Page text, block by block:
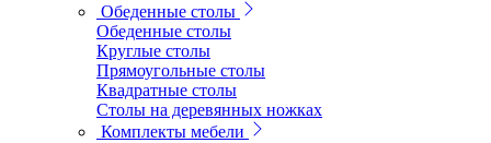
Обеденные столы
Обеденные столы
Круглые столы
Прямоугольные столы
Квадратные столы
Столы на деревянных ножках
Комплекты мебели